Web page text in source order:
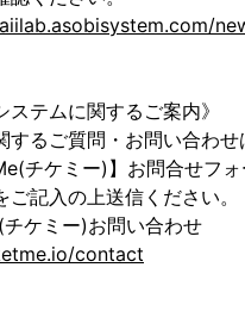
ステムに関するご案内》
するご質問・お問い合わせ
チケミー)】お問合せフォ
ご記入の上送信ください。
ケミー)お問い合わせ
contact